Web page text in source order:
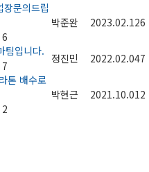
문의드립
박준완 2023.02.126
팀입니다.
정진민 2022.02.047
톤 배수로
박현근 2021.10.012